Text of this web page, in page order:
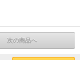
次の商品へ